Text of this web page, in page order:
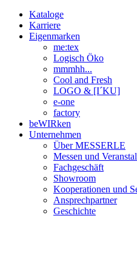
Kataloge
Karriere
Eigenmarken
me:tex
Logisch Öko
mmmhh...
Cool and Fresh
LOGO & [I´KU]
e-one
factory
beWIRken
Unternehmen
Über MESSERLE
Messen und
Fachgeschäft
Showroom
Kooperationen und
Ansprechpartner
Geschichte